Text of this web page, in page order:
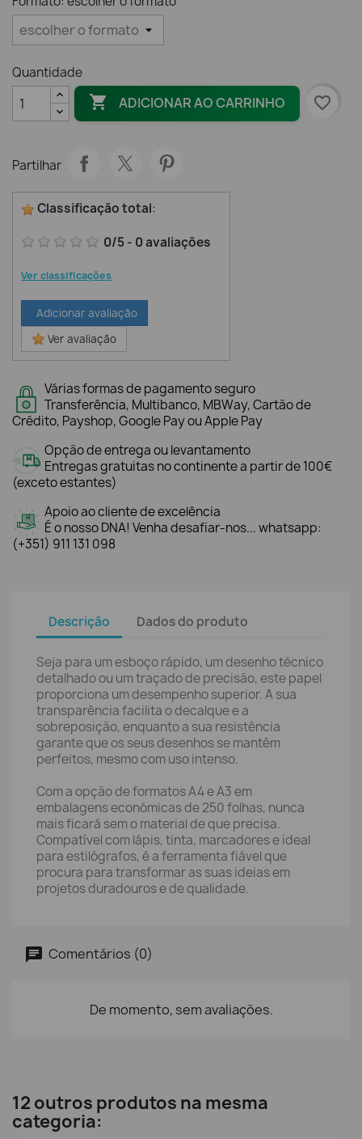
Quantidade
 ADICIONAR AO CARRINHO favorite_border
Partilhar
Classificação total:
0/5- 0avaliações
Ver classificações
Adicionar avaliação
Ver avaliação
Várias formas de pagamento seguro
Transferência, Multibanco, MBWay, Cartão de
Crédito, Payshop, Google Pay ou Apple Pay
Opção de entrega ou levantamento
Entregas gratuitas no continente a partir de 100€
(exceto estantes)
Apoio ao cliente de excelência
É o nosso DNA! Venha desafiar-nos... whatsapp:
(+351) 911 131 098
Descrição Dados do produto
Seja para um esboço rápido, um desenho técnico
detalhado ou um traçado de precisão, este papel
proporciona um desempenho superior. A sua
transparência facilita o decalque e a
sobreposição, enquanto a sua resistência
garante que os seus desenhos se mantêm
perfeitos, mesmo com uso intenso.
Com a opção de formatos A4 e A3 em
embalagens económicas de 250 folhas, nunca
mais ficará sem o material de que precisa.
Compatível com lápis, tinta, marcadores e ideal
para estilógrafos, é a ferramenta fiável que
procura para transformar as suas ideias em
projetos duradouros e de qualidade.
Comentários (0)
De momento, sem avaliações.
12 outros produtos na mesma
categoria: